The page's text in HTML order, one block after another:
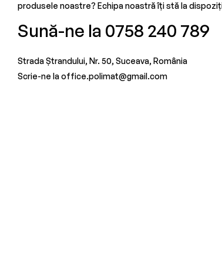
produsele noastre? Echipa noastră îți stă la
Sună-ne la 0758 240 789
Strada Ștrandului, Nr. 50, Suceava, România
Scrie-ne la office.polimat@gmail.com